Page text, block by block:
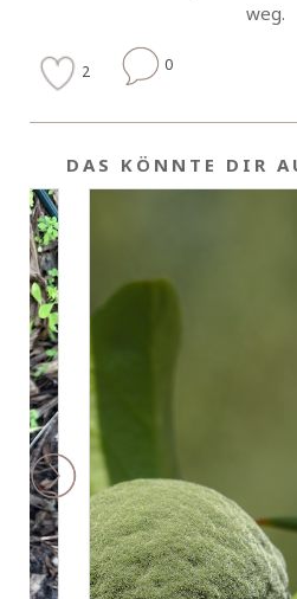
weg.
2 0
DAS KÖNNTE DIR